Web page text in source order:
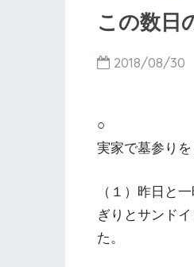
この数日
2018/08/30
○
実家で墓参り
（１）昨日と
ぎりとサンド
た。